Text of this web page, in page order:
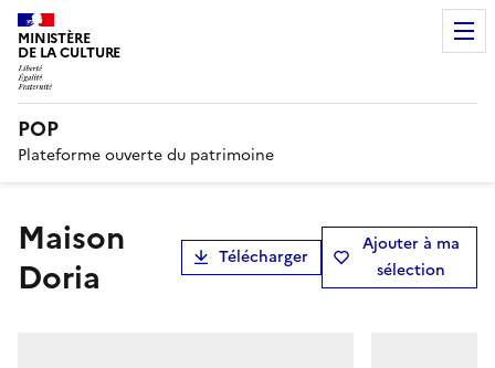
MINISTÈRE
DE LA CULTURE
POP
Plateforme ouverte du patrimoine
Maison
Doria
Télécharger
Ajouter à ma
sélection